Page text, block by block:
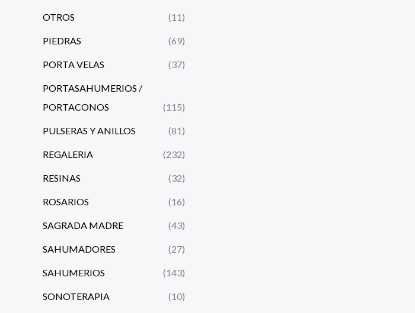
OTROS (11)
PIEDRAS (69)
PORTA VELAS (37)
PORTASAHUMERIOS /
PORTACONOS
(115)
PULSERAS Y ANILLOS (81)
REGALERIA (232)
RESINAS (32)
ROSARIOS (16)
SAGRADA MADRE (43)
SAHUMADORES (27)
SAHUMERIOS (143)
SONOTERAPIA (10)